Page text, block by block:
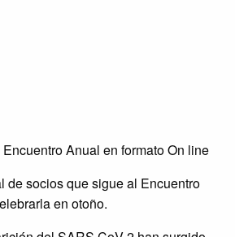
Anual en formato On line
de socios que sigue al Encuentro
en otoño.